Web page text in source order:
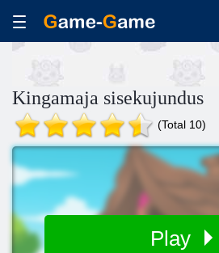
Kingamaja sisekujundus
(Total 10)
Play